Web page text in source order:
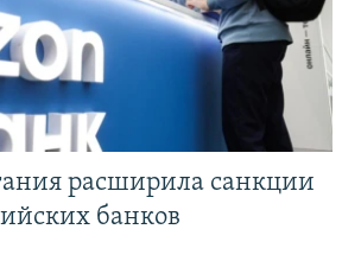
расширила санкции
банков